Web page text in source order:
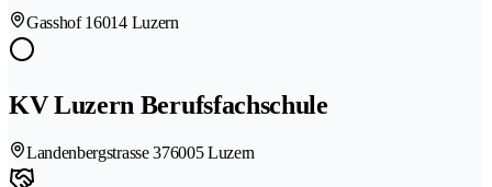
Gasshof 16014 Luzern
KV Luzern Berufsfachschule
Landenbergstrasse 376005 Luzern